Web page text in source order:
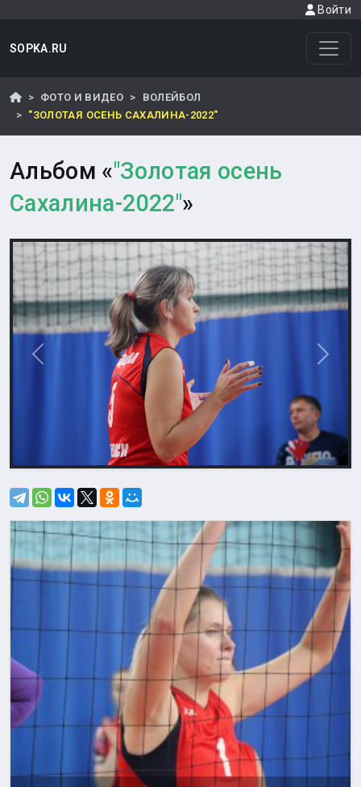
Войти
SOPKA.RU
ФОТО И ВИДЕО
ВОЛЕЙБОЛ
"ЗОЛОТАЯ ОСЕНЬ САХАЛИНА-2022"
Альбом «"Золотая осень
Сахалина-2022"»
Назад